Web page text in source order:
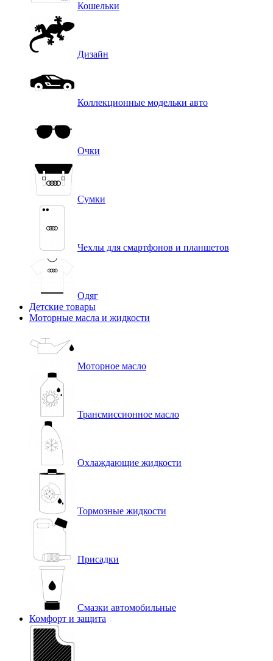
Кошельки
Дизайн
Коллекционные модельки авто
Очки
Сумки
Чехлы для смартфонов и планшетов
Одяг
Детские товары
Моторные масла и жидкости
Моторное масло
Трансмиссионное масло
Охлаждающие жидкости
Тормозные жидкости
Присадки
Смазки автомобильные
Комфорт и защита